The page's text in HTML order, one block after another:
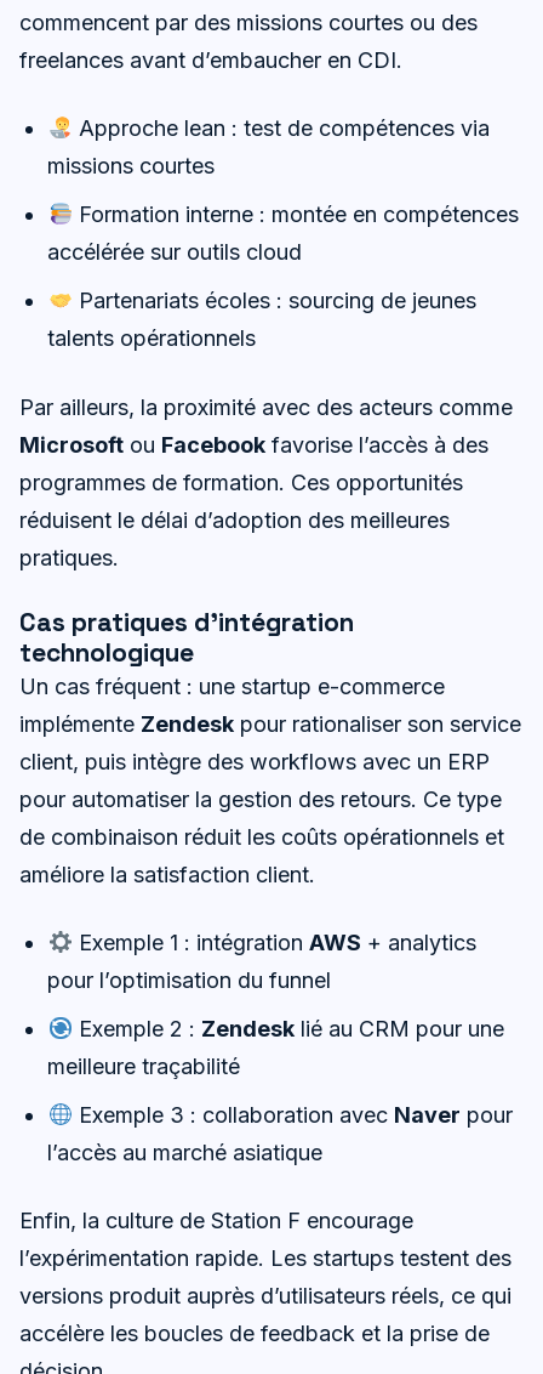
commencent par des missions courtes ou des
freelances avant d’embaucher en CDI.
Approche lean : test de compétences via
missions courtes
Formation interne : montée en compétences
accélérée sur outils cloud
Partenariats écoles : sourcing de jeunes
talents opérationnels
Par ailleurs, la proximité avec des acteurs comme
Microsoft ou Facebook favorise l’accès à des
programmes de formation. Ces opportunités
réduisent le délai d’adoption des meilleures
pratiques.
Cas pratiques d’intégration
technologique
Un cas fréquent : une startup e-commerce
implémente Zendesk pour rationaliser son service
client, puis intègre des workflows avec un ERP
pour automatiser la gestion des retours. Ce type
de combinaison réduit les coûts opérationnels et
améliore la satisfaction client.
Exemple 1 : intégration AWS + analytics
pour l’optimisation du funnel
Exemple 2 : Zendesklié au CRM pour une
meilleure traçabilité
Exemple 3 : collaboration avec Naver pour
l’accès au marché asiatique
Enfin, la culture de Station F encourage
l’expérimentation rapide. Les startups testent des
versions produit auprès d’utilisateurs réels, ce qui
accélère les boucles de feedback et la prise de